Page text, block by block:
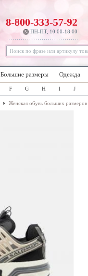
8-800-333-57-92
ПН-ПТ, 10:00-18:00
Большие размеры Одежда
F G H I J
Женская обувь больших размеров